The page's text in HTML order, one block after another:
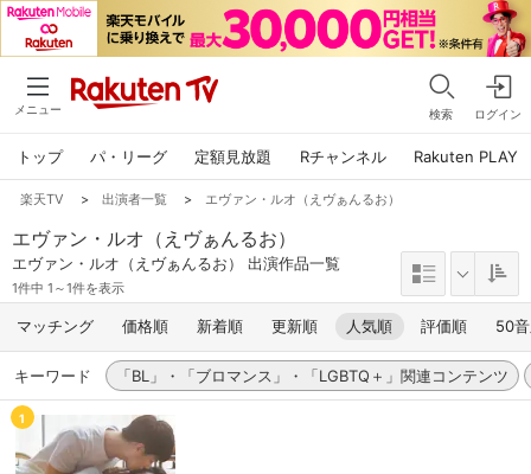
メニュー 検索 ログイン
トップ パ・リーグ 定額見放題 Rチャンネル Rakuten PLAY
楽天TV > 出演者一覧 > エヴァン・ルオ（えヴぁんるお）
エヴァン・ルオ（えヴぁんるお）
エヴァン・ルオ（えヴぁんるお） 出演作品一覧
1件中 1～1件を表示
マッチング 価格順 新着順 更新順 人気順 評価順 50
キーワード 「BL」・「ブロマンス」・「LGBTQ＋」関連コンテンツ
1